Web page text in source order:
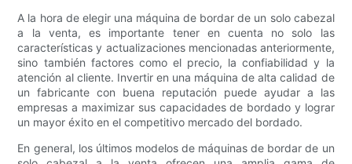
A la hora de elegir una máquina de bordar de un solo cabezal
a la venta, es importante tener en cuenta no solo las
características y actualizaciones mencionadas anteriormente,
sino también factores como el precio, la confiabilidad y la
atención al cliente. Invertir en una máquina de alta calidad de
un fabricante con buena reputación puede ayudar a las
empresas a maximizar sus capacidades de bordado y lograr
un mayor éxito en el competitivo mercado del bordado.
En general, los últimos modelos de máquinas de bordar de un